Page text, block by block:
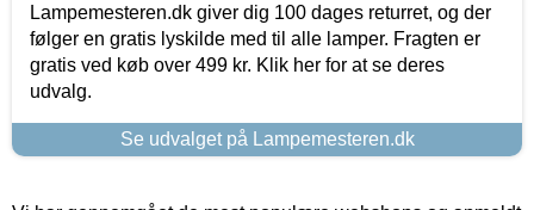
Lampemesteren.dk giver dig 100 dages returret, og der
følger en gratis lyskilde med til alle lamper. Fragten er
gratis ved køb over 499 kr. Klik her for at se deres
udvalg.
Se udvalget på Lampemesteren.dk